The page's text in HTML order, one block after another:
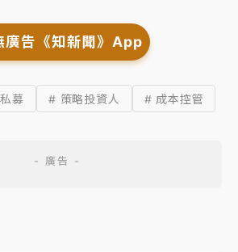
廣告《知新聞》App
募 # 策略投資人 # 成本控管